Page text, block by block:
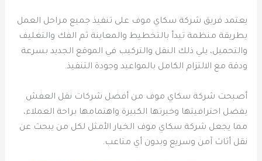
يعتمد فريق شركة سكاي موف على تنفيذ جميع مراحل العمل
بطريقة منظمة تبدأ بالتخطيط والمعاينة ثم الفك والتغليف
والتحميل، يلي ذلك النقل والتركيب في الموقع الجديد بسرعة
ودقة مع الالتزام الكامل بالمواعيد وجودة التنفيذ.
أصبحت شركة سكاي موف من أفضل شركات نقل العفش
بفضل احترافيتها وخبرتها الكبيرة واهتمامها براحة العملاء،
مما يجعل شركة سكاي موف الخيار الأمثل لكل من يبحث عن
نقل أثاث آمن وسريع وبدون أي متاعب.